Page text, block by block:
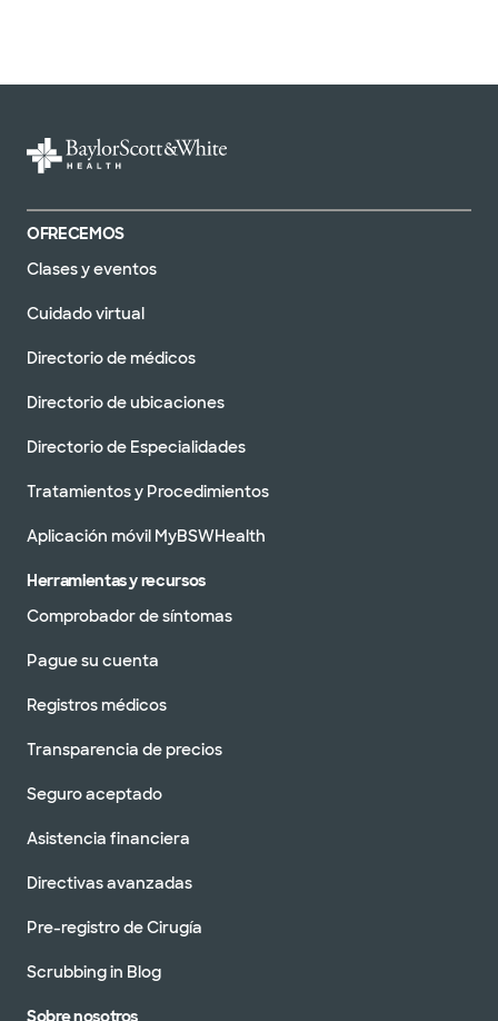
OFRECEMOS
Clases y eventos
Cuidado virtual
Directorio de médicos
Directorio de ubicaciones
Directorio de Especialidades
Tratamientos y Procedimientos
Aplicación móvil MyBSWHealth
Herramientas y recursos
Comprobador de síntomas
Pague su cuenta
Registros médicos
Transparencia de precios
Seguro aceptado
Asistencia financiera
Directivas avanzadas
Pre-registro de Cirugía
Scrubbing in Blog
Sobre nosotros